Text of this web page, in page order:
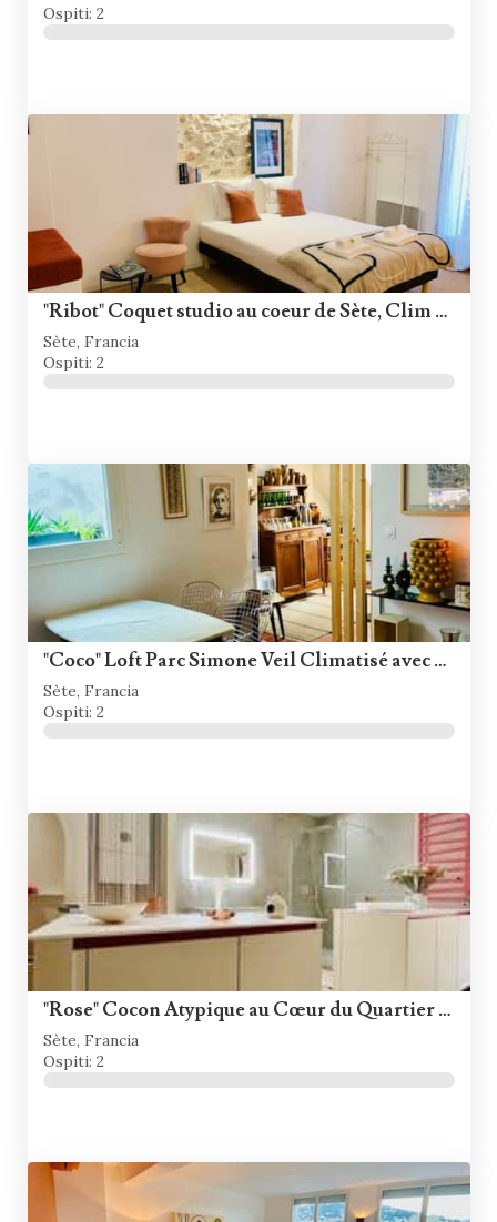
Ospiti: 2
"Ribot" Coquet studio au coeur de Sète, Clim & Wifi
Sète, Francia
Ospiti: 2
"Coco" Loft Parc Simone Veil Climatisé avec Parking
Sète, Francia
Ospiti: 2
"Rose" Cocon Atypique au Cœur du Quartier Haut
Sète, Francia
Ospiti: 2